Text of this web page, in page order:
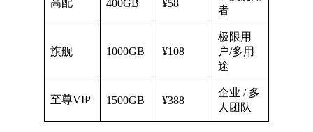
400GB ¥58
者
旗舰 1000GB ¥108
极限用
户/多用
途
至尊VIP 1500GB ¥388
企业 / 多
人团队